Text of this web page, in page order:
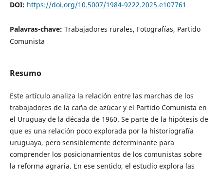
DOI: https://doi.org/10.5007/1984-9222.2025.e107761
Palavras-chave: Trabajadores rurales, Fotografías, Partido
Comunista
Resumo
Este artículo analiza la relación entre las marchas de los
trabajadores de la caña de azúcar y el Partido Comunista en
el Uruguay de la década de 1960. Se parte de la hipótesis de
que es una relación poco explorada por la historiografía
uruguaya, pero sensiblemente determinante para
comprender los posicionamientos de los comunistas sobre
la reforma agraria. En ese sentido, el estudio explora las